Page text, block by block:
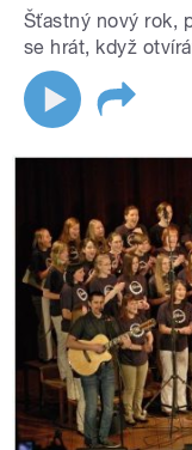
Šťastný nový rok,
se hrát, když